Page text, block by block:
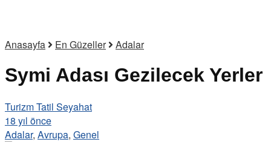
Anasayfa En Güzeller Adalar
Symi Adası Gezilecek Yerler
Turizm Tatil Seyahat
18 yıl önce
Adalar, Avrupa, Genel